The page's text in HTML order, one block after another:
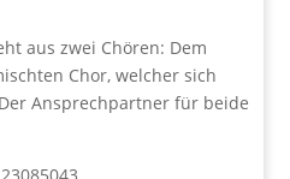
aus zwei Chören: Dem
Chor, welcher sich
Ansprechpartner für beide